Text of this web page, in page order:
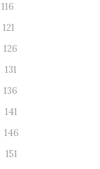
116
121
126
131
136
141
146
151